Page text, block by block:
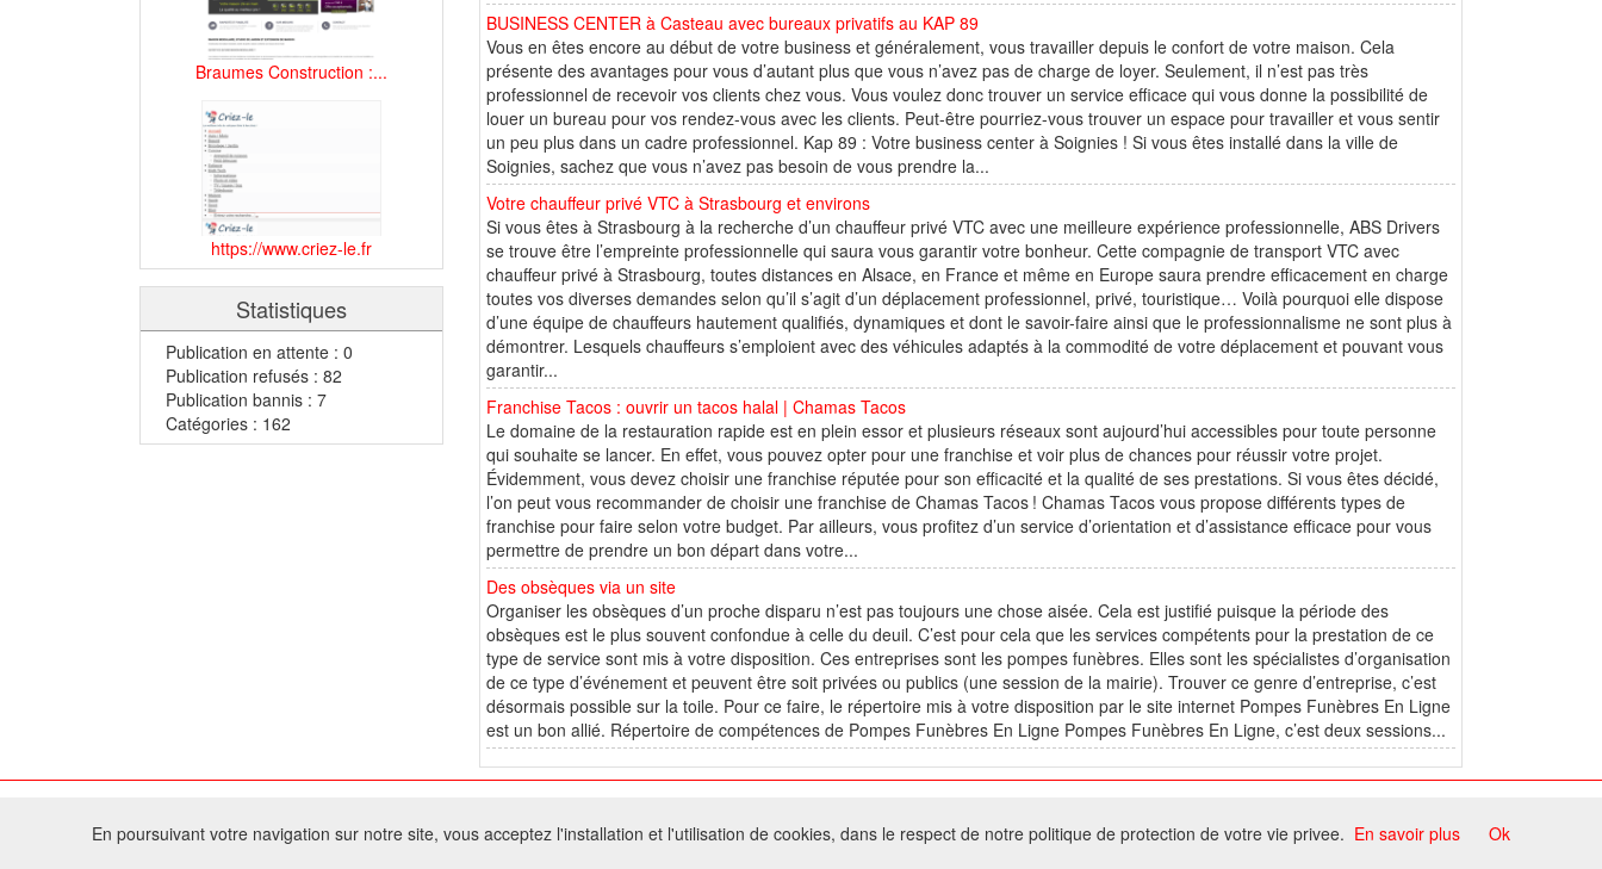
Braumes Construction :...
https://www.criez-le.fr
Statistiques
Publication en attente : 0
Publication refusés : 82
Publication bannis : 7
Catégories : 162
BUSINESS CENTER à Casteau avec bureaux privatifs au KAP 89
Vous en êtes encore au début de votre business et généralement, vous travailler depuis le confort de votre maison. Cela
présente des avantages pour vous d’autant plus que vous n’avez pas de charge de loyer. Seulement, il n’est pas très
professionnel de recevoir vos clients chez vous. Vous voulez donc trouver un service efficace qui vous donne la possibilité de
louer un bureau pour vos rendez-vous avec les clients. Peut-être pourriez-vous trouver un espace pour travailler et vous sentir
un peu plus dans un cadre professionnel. Kap 89 : Votre business center à Soignies ! Si vous êtes installé dans la ville de
Soignies, sachez que vous n’avez pas besoin de vous prendre la...
Votre chauffeur privé VTC à Strasbourg et environs
Si vous êtes à Strasbourg à la recherche d’un chauffeur privé VTC avec une meilleure expérience professionnelle, ABS Drivers
se trouve être l’empreinte professionnelle qui saura vous garantir votre bonheur. Cette compagnie de transport VTC avec
chauffeur privé à Strasbourg, toutes distances en Alsace, en France et même en Europe saura prendre efficacement en charge
toutes vos diverses demandes selon qu’il s’agit d’un déplacement professionnel, privé, touristique… Voilà pourquoi elle dispose
d’une équipe de chauffeurs hautement qualifiés, dynamiques et dont le savoir-faire ainsi que le professionnalisme ne sont plus à
démontrer. Lesquels chauffeurs s’emploient avec des véhicules adaptés à la commodité de votre déplacement et pouvant vous
garantir...
Franchise Tacos : ouvrir un tacos halal | Chamas Tacos
Le domaine de la restauration rapide est en plein essor et plusieurs réseaux sont aujourd’hui accessibles pour toute personne
qui souhaite se lancer. En effet, vous pouvez opter pour une franchise et voir plus de chances pour réussir votre projet.
Évidemment, vous devez choisir une franchise réputée pour son efficacité et la qualité de ses prestations. Si vous êtes décidé,
l’on peut vous recommander de choisir une franchise de Chamas Tacos ! Chamas Tacos vous propose différents types de
franchise pour faire selon votre budget. Par ailleurs, vous profitez d’un service d’orientation et d’assistance efficace pour vous
permettre de prendre un bon départ dans votre...
Des obsèques via un site
Organiser les obsèques d’un proche disparu n’est pas toujours une chose aisée. Cela est justifié puisque la période des
obsèques est le plus souvent confondue à celle du deuil. C’est pour cela que les services compétents pour la prestation de ce
type de service sont mis à votre disposition. Ces entreprises sont les pompes funèbres. Elles sont les spécialistes d’organisation
de ce type d’événement et peuvent être soit privées ou publics (une session de la mairie). Trouver ce genre d’entreprise, c’est
désormais possible sur la toile. Pour ce faire, le répertoire mis à votre disposition par le site internet Pompes Funèbres En Ligne
est un bon allié. Répertoire de compétences de Pompes Funèbres En Ligne Pompes Funèbres En Ligne, c’est deux sessions...
Tous droits réservés - Toute reproduction du contenu de ce site, même partielle, est interdite sans accord du propriétaire.
En poursuivant votre navigation sur notre site, vous acceptez l'installation et l'utilisation de cookies, dans le respect de notre politique de protection de votre vie privee. En savoir plus Ok